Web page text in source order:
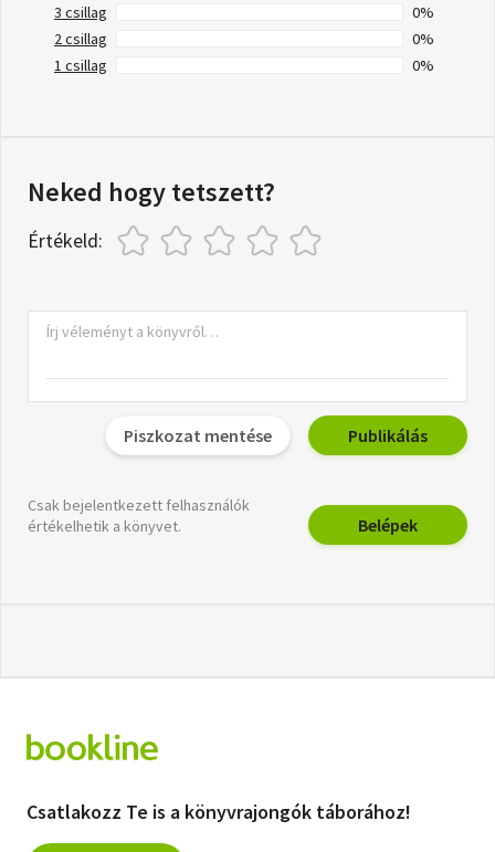
3 csillag
0%
2 csillag
0%
1 csillag
0%
Neked hogy tetszett?
Értékeld:
Piszkozat mentése Publikálás
Csak bejelentkezett felhasználók
értékelhetik a könyvet.
Belépek
Csatlakozz Te is a könyvrajongók táborához!